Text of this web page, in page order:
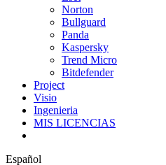
Norton
Bullguard
Panda
Kaspersky
Trend Micro
Bitdefender
Project
Visio
Ingenieria
MIS LICENCIAS
Español